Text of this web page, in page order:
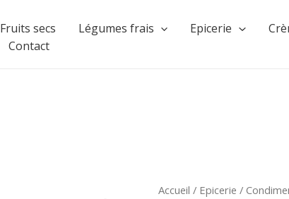
Fruits secs Légumes frais Epicerie
Contact
Accueil / Epicerie /